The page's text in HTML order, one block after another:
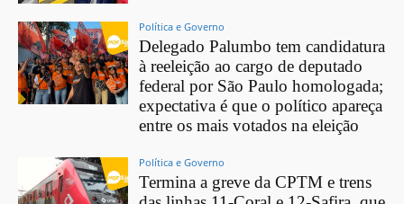
Política e Governo
Delegado Palumbo tem candidatura
à reeleição ao cargo de deputado
federal por São Paulo homologada;
expectativa é que o político apareça
entre os mais votados na eleição
Política e Governo
Termina a greve da CPTM e trens